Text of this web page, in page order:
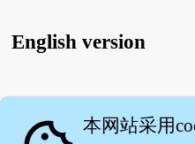
English version
本网站采用